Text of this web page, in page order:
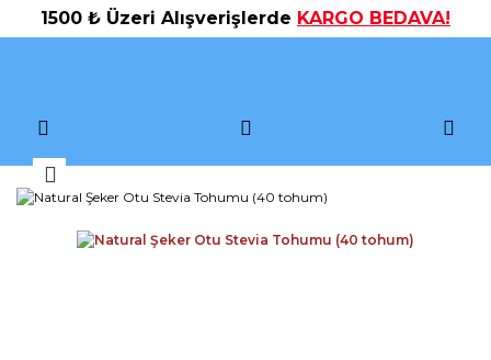
1500 ₺ Üzeri Alışverişlerde KARGO BEDAVA!